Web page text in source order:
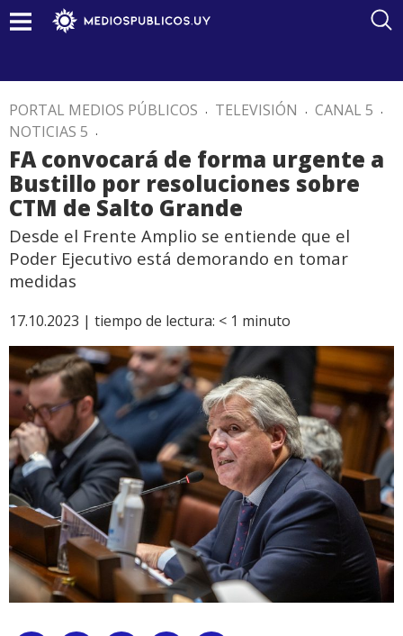
PORTAL MEDIOS PÚBLICOS . TELEVISIÓN . CANAL 5 .
NOTICIAS 5 .
FA convocará de forma urgente a
Bustillo por resoluciones sobre
CTM de Salto Grande
Desde el Frente Amplio se entiende que el
Poder Ejecutivo está demorando en tomar
medidas
17.10.2023 | tiempo de lectura: < 1 minuto